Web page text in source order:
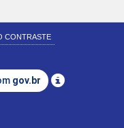
CONTRASTE
gov.br